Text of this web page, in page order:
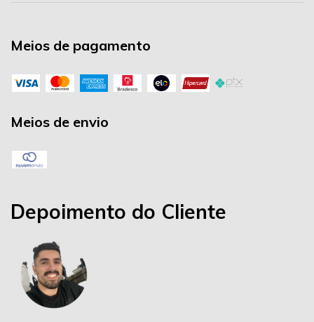
Meios de pagamento
Meios de envio
Depoimento do Cliente